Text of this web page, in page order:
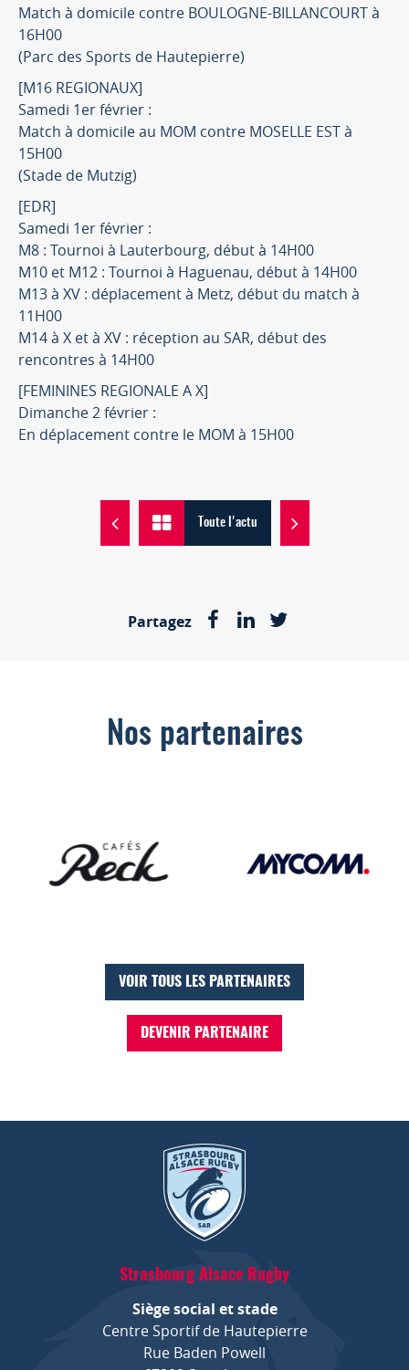
Match à domicile contre BOULOGNE-BILLANCOURT à
16H00
(Parc des Sports de Hautepierre)
[M16 REGIONAUX]
Samedi 1er février :
Match à domicile au MOM contre MOSELLE EST à
15H00
(Stade de Mutzig)
[EDR]
Samedi 1er février :
M8 : Tournoi à Lauterbourg, début à 14H00
M10 et M12 : Tournoi à Haguenau, début à 14H00
M13 à XV : déplacement à Metz, début du match à
11H00
M14 à X et à XV : réception au SAR, début des
rencontres à 14H00
[FEMININES REGIONALE A X]
Dimanche 2 février :
En déplacement contre le MOM à 15H00
Toute l'actu
Partagez
Nos partenaires
VOIR TOUS LES PARTENAIRES
DEVENIR PARTENAIRE
Strasbourg Alsace Rugby
Siège social et stade
Centre Sportif de Hautepierre
Rue Baden Powell